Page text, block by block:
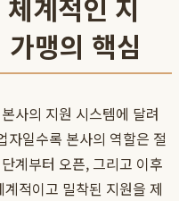
계적인 지
맹의 핵심
사의 지원 시스템에 달려
자일수록 본사의 역할은 절
계부터 오픈, 그리고 이후
적이고 밀착된 지원을 제